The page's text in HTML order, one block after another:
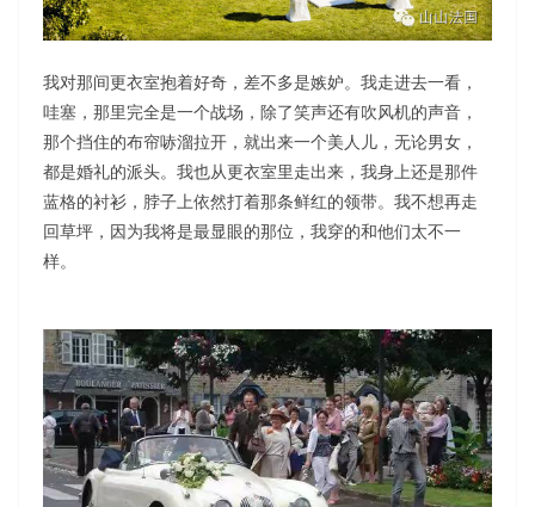
我对那间更衣室抱着好奇，差不多是嫉妒。我走进去一看，
哇塞，那里完全是一个战场，除了笑声还有吹风机的声音，
那个挡住的布帘哧溜拉开，就出来一个美人儿，无论男女，
都是婚礼的派头。我也从更衣室里走出来，我身上还是那件
蓝格的衬衫，脖子上依然打着那条鲜红的领带。我不想再走
回草坪，因为我将是最显眼的那位，我穿的和他们太不一
样。